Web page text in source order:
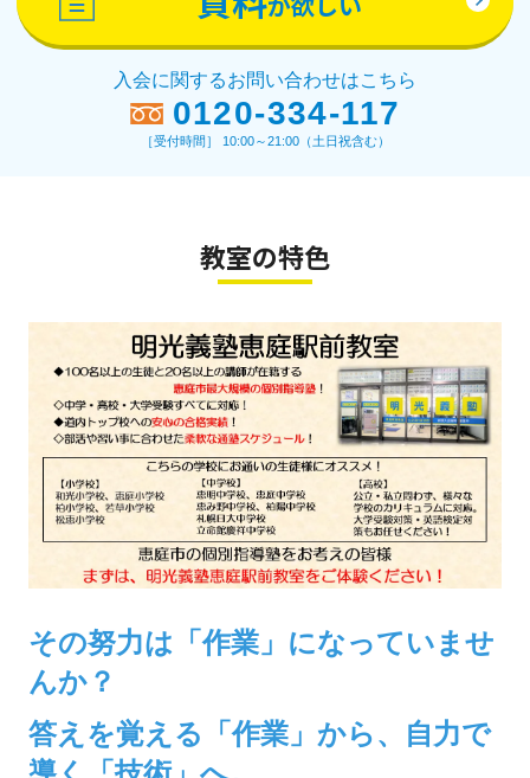
入会に関するお問い合わせはこちら
0120-334-117
［受付時間］ 10:00～21:00（土日祝含む）
教室の特色
その努力は「作業」になっていませ
んか？
答えを覚える「作業」から、自力で